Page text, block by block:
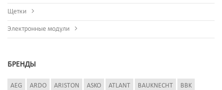
Щетки
Электронные модули
БРЕНДЫ
AEG ARDO ARISTON ASKO ATLANT BAUKNECHT BBK